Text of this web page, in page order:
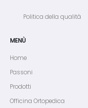
Politica della qualità
MENÙ
Home
Passoni
Prodotti
Officina Ortopedica